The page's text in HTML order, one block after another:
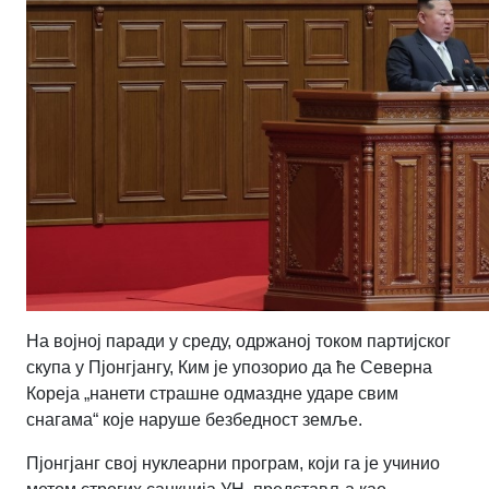
На војној паради у среду, одржаној током партијског
скупа у Пјонгјангу, Ким је упозорио да ће Северна
Кореја „нанети страшне одмаздне ударе свим
снагама“ које наруше безбедност земље.
Пјонгјанг свој нуклеарни програм, који га је учинио